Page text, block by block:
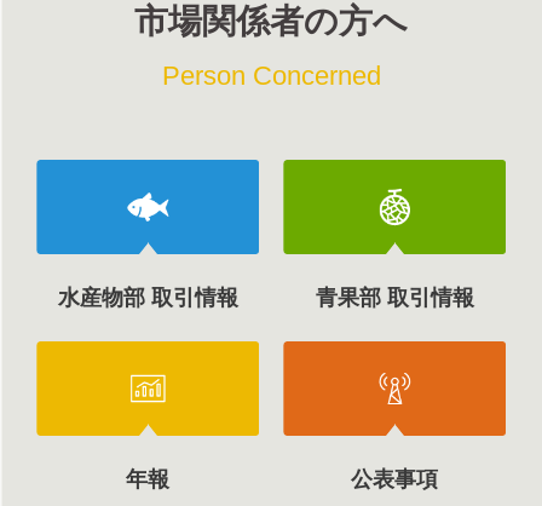
市場関係者の方へ
Person Concerned
水産物部 取引情報 青果部 取引情報
年報 公表事項